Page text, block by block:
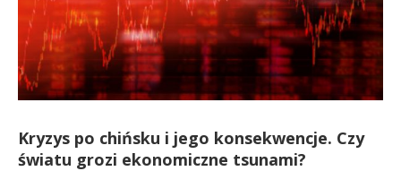
Kryzys po chińsku i jego konsekwencje. Czy
światu grozi ekonomiczne tsunami?